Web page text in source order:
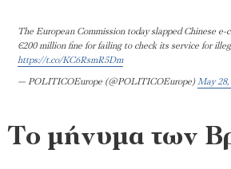
The European Commission today slapped Chinese
€200 million fine for failing to check its service for
https://t.co/KC6RsmR5Dm
— POLITICOEurope (@POLITICOEurope)May 28,
Το μήνυμα των